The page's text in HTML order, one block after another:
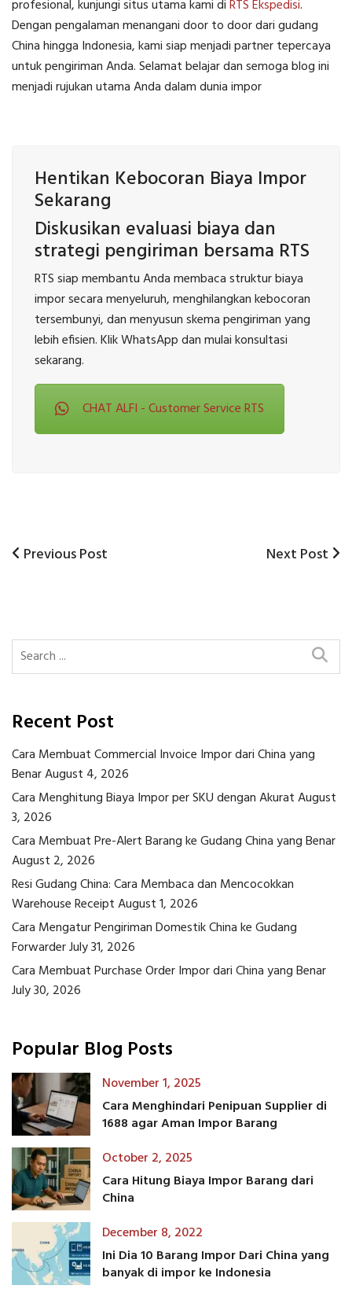
profesional, kunjungi situs utama kami diRTS Ekspedisi.
Dengan pengalaman menangani door to door dari gudang
China hingga Indonesia, kami siap menjadi partner tepercaya
untuk pengiriman Anda. Selamat belajar dan semoga blog ini
menjadi rujukan utama Anda dalam dunia impor
Hentikan Kebocoran Biaya Impor
Sekarang
Diskusikan evaluasi biaya dan
strategi pengiriman bersama RTS
RTS siap membantu Anda membaca struktur biaya
impor secara menyeluruh, menghilangkan kebocoran
tersembunyi, dan menyusun skema pengiriman yang
lebih efisien. Klik WhatsApp dan mulai konsultasi
sekarang.
CHAT ALFI - Customer Service RTS
Post
Previous
Previous Post
Next
Next Post
Recent Post
Cara Membuat Commercial Invoice Impor dari China yang
BenarAugust 4, 2026
Cara Menghitung Biaya Impor per SKU dengan AkuratAugust
3, 2026
Cara Membuat Pre-Alert Barang ke Gudang China yang Benar
August 2, 2026
Resi Gudang China: Cara Membaca dan Mencocokkan
Warehouse ReceiptAugust 1, 2026
Cara Mengatur Pengiriman Domestik China ke Gudang
ForwarderJuly 31, 2026
Cara Membuat Purchase Order Impor dari China yang Benar
July 30, 2026
Popular Blog Posts
November 1, 2025
Cara Menghindari Penipuan Supplier di
1688 agar Aman Impor Barang
October 2, 2025
Cara Hitung Biaya Impor Barang dari
China
December 8, 2022
Ini Dia 10 Barang Impor Dari China yang
banyak di impor ke Indonesia